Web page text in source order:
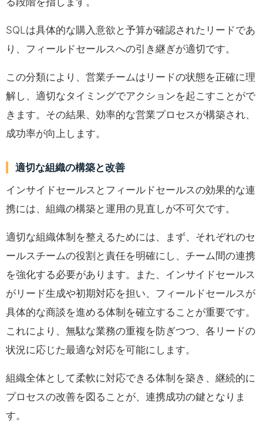
SQLは具体的な購入意欲と予算が確認されたリードであ
り、フィールドセールスへの引き継ぎが適切です。
この分類により、営業チームはリードの状態を正確に理
解し、適切なタイミングでアクションを起こすことがで
きます。その結果、効率的な営業プロセスが構築され、
成功率が向上します。
適切な組織の構築と改善
インサイドセールスとフィールドセールスの効果的な連
携には、組織の構築と運用の見直しが不可欠です。
適切な組織体制を整えるためには、まず、それぞれのセ
ールスチームの役割と責任を明確にし、チーム間の連携
を強化する必要があります。また、インサイドセールス
がリード生成や初期対応を担い、フィールドセールスが
具体的な商談を進める体制を確立することが重要です。
これにより、無駄な業務の重複を防ぎつつ、各リードの
状況に応じた最適な対応を可能にします。
組織全体として柔軟に対応できる体制を築き、継続的に
プロセスの改善を図ることが、連携成功の鍵となりま
す。